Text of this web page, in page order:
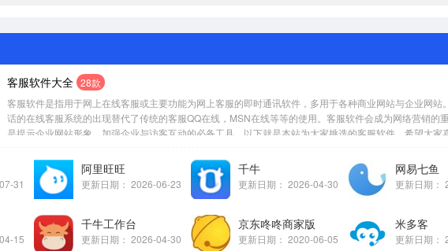
客服软件大全 28款
客服软件是指用于网上在线客服或主要功能为网上客服的即时通讯软件，多用于各种商业网站与企业网站
话的在线客服系统的出现替代了传统的客服QQ在线，MSN在线等等的使用。客服软件会成为网络营销的
是提示企业网站形象，加强企业与访客互动的必备工具。以下就是本站为大家挑选的客服软件，希望大家喜
31
阿里旺旺
更新日期： 2026-06-23
千牛
更新日期： 2026-04-30
网易七鱼
更新日期：
15
千牛工作台
更新日期： 2026-04-30
京东咚咚商家版
更新日期： 2020-06-05
米多客
更新日期：